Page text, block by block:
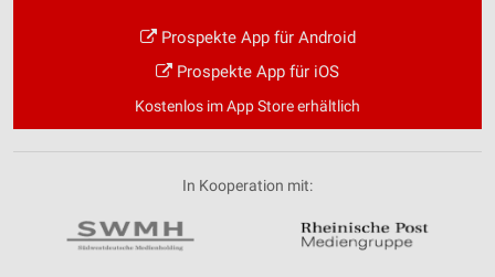
Prospekte App für Android
Prospekte App für iOS
Kostenlos im App Store erhältlich
In Kooperation mit: